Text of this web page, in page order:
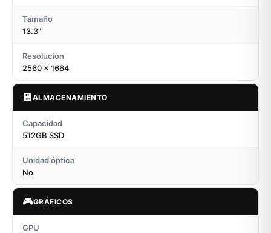
Tamaño
13.3"
Resolución
2560 x 1664
💾ALMACENAMIENTO
Capacidad
512GB SSD
Unidad óptica
No
🎮GRÁFICOS
GPU